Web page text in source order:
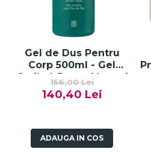
Gel de Dus Pentru
Corp 500ml - Gel
Caribel-Bruno Vassari
156,00 Lei
140,40 Lei
ADAUGA IN COS